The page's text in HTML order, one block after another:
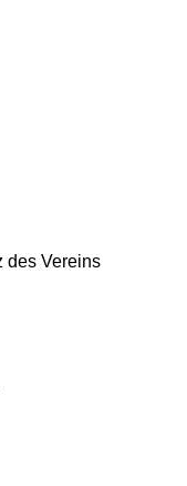
des Vereins